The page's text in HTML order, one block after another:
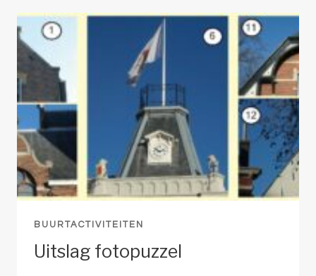
VOORZITTER
BUURTACTIVITEITEN
Uitslag fotopuzzel